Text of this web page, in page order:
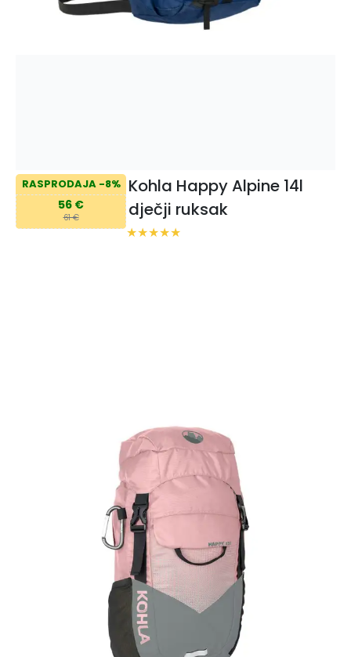
RASPRODAJA -8%
56 €
61 €
Kohla Happy Alpine 14l
dječji ruksak